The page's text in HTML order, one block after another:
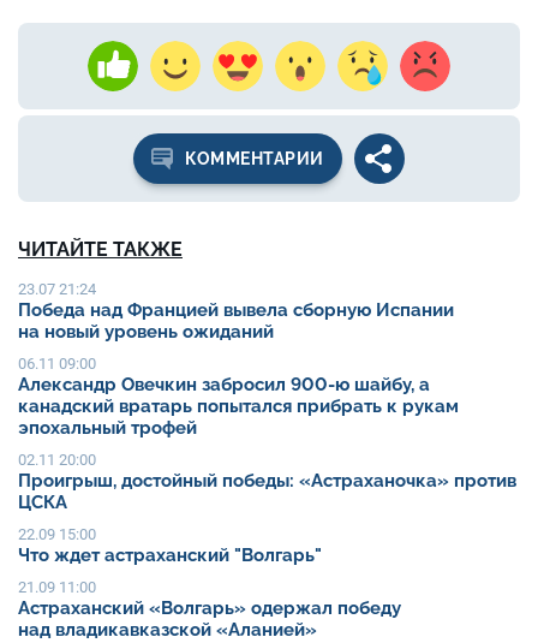
КОММЕНТАРИИ
ЧИТАЙТЕ ТАКЖЕ
23.07 21:24
Победа над Францией вывела сборную Испании
на новый уровень ожиданий
06.11 09:00
Александр Овечкин забросил 900-ю шайбу, а
канадский вратарь попытался прибрать к рукам
эпохальный трофей
02.11 20:00
Проигрыш, достойный победы: «Астраханочка» против
ЦСКА
22.09 15:00
Что ждет астраханский "Волгарь"
21.09 11:00
Астраханский «Волгарь» одержал победу
над владикавказской «Аланией»